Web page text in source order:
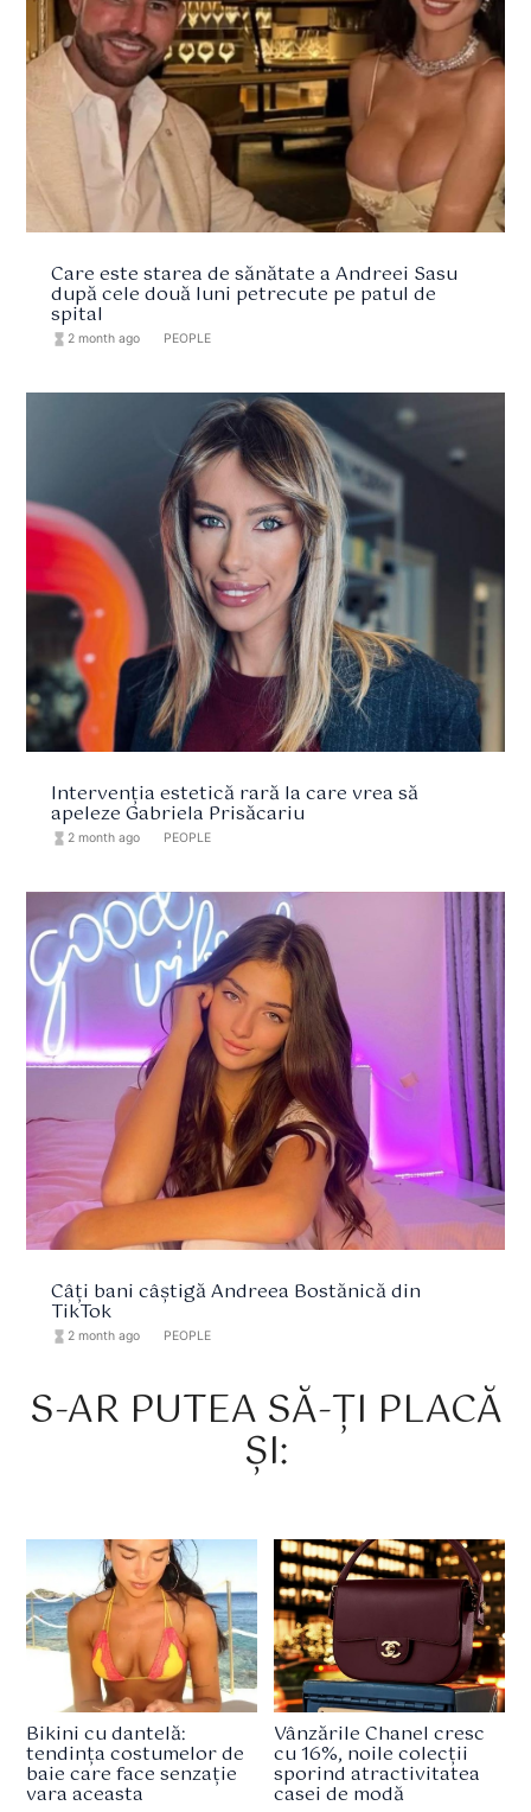
Care este starea de sănătate a Andreei Sasu
după cele două luni petrecute pe patul de
spital
hourglass_full 2 month ago PEOPLE
Intervenția estetică rară la care vrea să
apeleze Gabriela Prisăcariu
hourglass_full 2 month ago PEOPLE
Câți bani câștigă Andreea Bostănică din
TikTok
hourglass_full 2 month ago PEOPLE
S-AR PUTEA SĂ-ȚI PLACĂ
ȘI:
Bikini cu dantelă:
tendința costumelor de
baie care face senzație
vara aceasta
Vânzările Chanel cresc
cu 16%, noile colecții
sporind atractivitatea
casei de modă